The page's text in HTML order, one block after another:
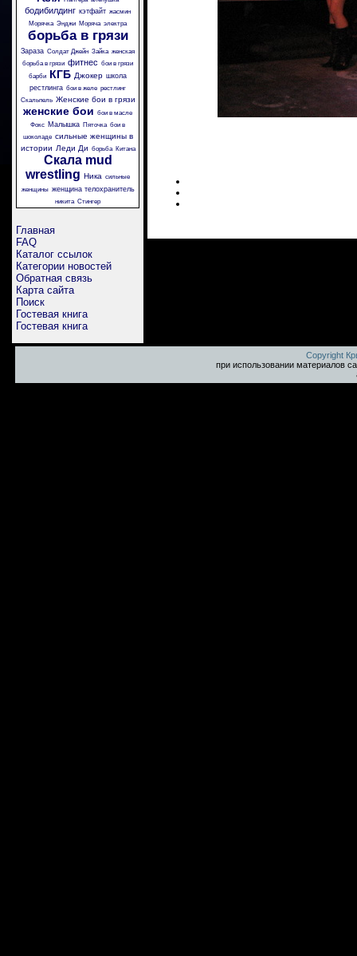
бодибилдинг кэтфайт жасмин
Морячка Энджи Моряча электра
борьба в грязи
Зараза Солдат Джейн Зайка женская
борьба в грязи фитнес бои в грязи
барби КГБ Джокер школа
рестлинга бои в желе рестлинг
Скальпель Женские бои в грязи
женские бои бои в масле
Фокс Малышка Пяточка бои в
шоколаде сильные женщины в
истории Леди Ди борьба Китана
Скала mud
wrestling Ника сильные
женщины женщина телохранитель
никита Стингер
Главная
FAQ
Каталог ссылок
Категории новостей
Обратная связь
Карта сайта
Поиск
Гостевая книга
Гостевая книга
Copyright
при использовании материалов